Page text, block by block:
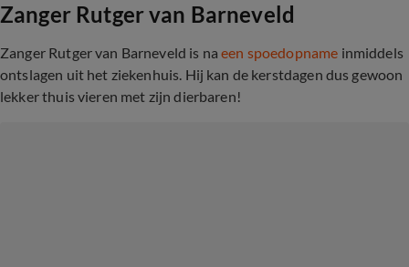
Zanger Rutger van Barneveld
Zanger Rutger van Barneveld is naeen spoedopname inmiddels
ontslagen uit het ziekenhuis. Hij kan de kerstdagen dus gewoon
lekker thuis vieren met zijn dierbaren!